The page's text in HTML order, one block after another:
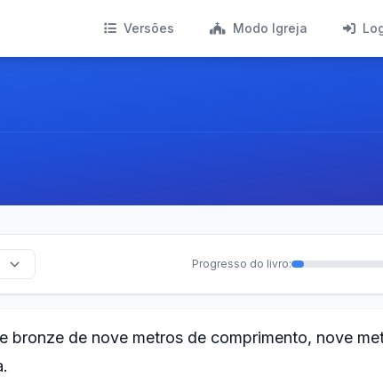
Versões Modo Igreja
Progresso do livro:
bronze de nove metros de comprimento, nove